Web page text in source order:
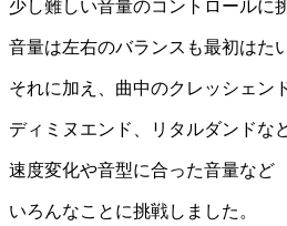
少し難しい音量のコントロールに
音量は左右のバランスも最初はた
それに加え、曲中のクレッシェン
ディミヌエンド、リタルダンドな
速度変化や音型に合った音量など
いろんなことに挑戦しました。